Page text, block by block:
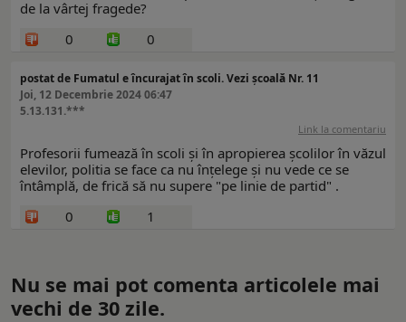
de la vârtej fragede?
0
0
postat de Fumatul e încurajat în scoli. Vezi școală Nr. 11
Joi, 12 Decembrie 2024 06:47
5.13.131.***
Link la comentariu
Profesorii fumează în scoli și în apropierea școlilor în văzul
elevilor, politia se face ca nu înțelege și nu vede ce se
întâmplă, de frică să nu supere "pe linie de partid" .
0
1
Nu se mai pot comenta articolele mai
vechi de 30 zile.